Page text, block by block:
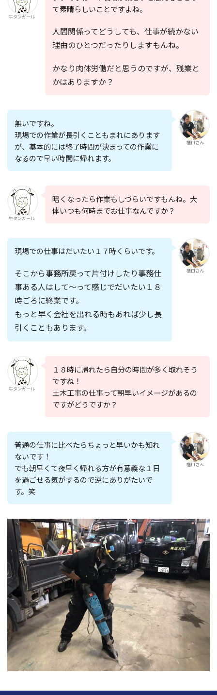
牛タンガール
て素晴らしいことですよね。
人間関係ってどうしても、仕事が続かない
理由のひとつだったりしますもんね。
かなり肉体労働だと思うのですが、残業と
かはありますか？
櫃口さん
無いですね。
現場での作業が長引くこともまれにあります
が、基本的には終了時間が決まっての作業に
なるので早い時間に帰れます。
牛タンガール
暗くなったら作業もしづらいですもんね。大
体いつも何時までお仕事なんですか？
櫃口さん
現場での仕事はだいたい１７時くらいです。
そこから事務所戻って片付けしたり事務仕
事ある人はして〜って感じでだいたい １８
時ごろに終業です。
もっと早く会社を出れる時もあれば少し長
引くこともあります。
牛タンガール
１８時に帰れたら自分の時間が多く取れそう
ですね！
土木工事の仕事って朝早いイメージがあるの
ですがどうですか？
櫃口さん
普通の仕事に比べたらちょっと早いかも知れ
ないです！
でも朝早くて夜早く帰れる方が有意義な１日
を過ごせる気がするので逆にありがたいで
す。笑